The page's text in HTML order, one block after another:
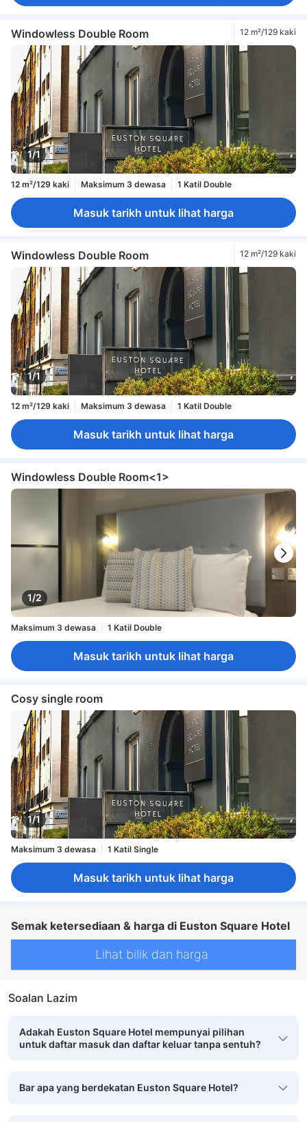
Windowless Double Room 12 m²/129 kaki
1/1
12 m²/129 kaki Maksimum 3 dewasa 1 Katil Double
Masuk tarikh untuk lihat harga
Windowless Double Room 12 m²/129 kaki
1/1
12 m²/129 kaki Maksimum 3 dewasa 1 Katil Double
Masuk tarikh untuk lihat harga
Windowless Double Room<1>
1/2
Maksimum 3 dewasa 1 Katil Double
Masuk tarikh untuk lihat harga
Cosy single room
1/1
Maksimum 3 dewasa 1 Katil Single
Masuk tarikh untuk lihat harga
Semak ketersediaan & harga di Euston Square Hotel
Lihat bilik dan harga
Soalan Lazim
Adakah Euston Square Hotel mempunyai pilihan
untuk daftar masuk dan daftar keluar tanpa sentuh?
Bar apa yang berdekatan Euston Square Hotel?